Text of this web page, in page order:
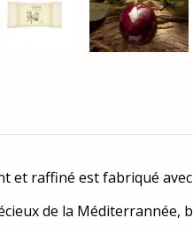
et raffiné est fabriqué
de la Méditerrannée,